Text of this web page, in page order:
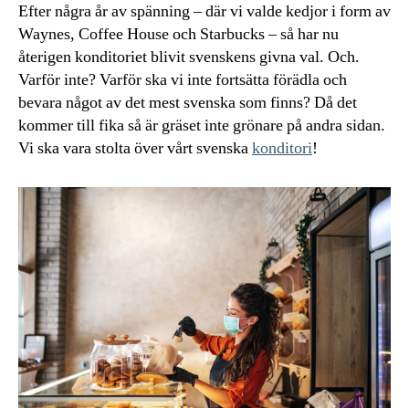
Efter några år av spänning – där vi valde kedjor i form av
Waynes, Coffee House och Starbucks – så har nu
återigen konditoriet blivit svenskens givna val. Och.
Varför inte? Varför ska vi inte fortsätta förädla och
bevara något av det mest svenska som finns? Då det
kommer till fika så är gräset inte grönare på andra sidan.
Vi ska vara stolta över vårt svenskakonditori!